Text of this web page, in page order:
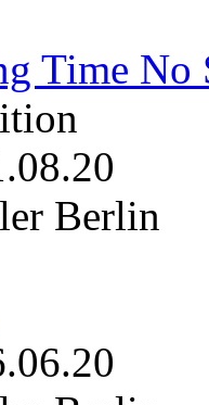
Time No
Berlin